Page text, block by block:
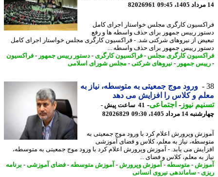
82026961
کارگری مجلس خواستار اجرای کامل
رییس جمهور برای حذف واسطه ها و رفع
از نیروهای شرکتی شد. - فراکسیون کارگری مجلس خواستار اجرای کامل
رییس جمهور برای حذف واسطه ...
کارگری مجلس-فراکسیون کارگری - دستور رییس جمهور-فراکسیون
جمهور-نیروهای شرکتی -مجلس شورای اسلامی
ورود موج جمعیتی به متوسطه، نیاز به
و کلاس را افزایش می دهد
نیوز-اجتماعی-
41 ساعت پیش -
مرداد 1405، 09:30
82026829
وپرورش اعلام کرد با ورود موج جمعیتی به
نیاز به معلم، کلاس و فضای آموزشی
می یابد. - آموزش وپرورش اعلام کرد با ورود موج جمعیتی به متوسطه،
به معلم، کلاس و فضای ...
-متوسطه-آموزش وپرورش-آموزش متوسطه-فضای آموزشی -برنامه
- ساماندهی نیروی انسانی